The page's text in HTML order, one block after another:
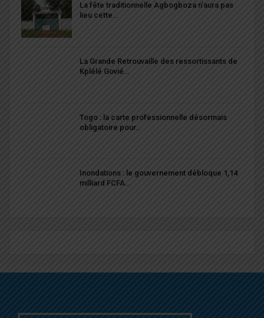
La fête traditionnelle Agbogboza n’aura pas
lieu cette…
La Grande Retrouvaille des ressortissants de
Kplélé Govié…
Togo : la carte professionnelle désormais
obligatoire pour…
Inondations : le gouvernement débloque 1,14
milliard FCFA…